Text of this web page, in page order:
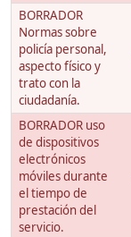
BORRADOR
Normas sobre
policía personal,
aspecto físico y
trato con la
ciudadanía.
BORRADOR uso
de dispositivos
electrónicos
móviles durante
el tiempo de
prestación del
servicio.